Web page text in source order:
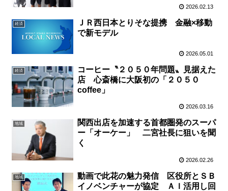
2026.02.13
経済
ＪＲ西日本とりそな提携 金融×移動
で新モデル
2026.05.01
経済
コーヒー〝２０５０年問題〟見据えた
店 心斎橋に大阪初の「２０５０
coffee」
2026.03.16
地域
関西出店を加速する首都圏発のスーパ
ー「オーケー」 二宮社長に狙いを聞
く
2026.02.26
地域
動画で此花の魅力発信 区役所とＳＢ
イノベンチャーが協定 ＡＩ活用し回